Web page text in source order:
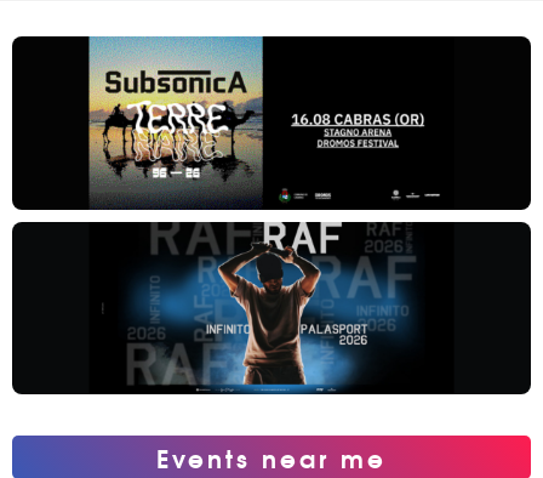
Events near me